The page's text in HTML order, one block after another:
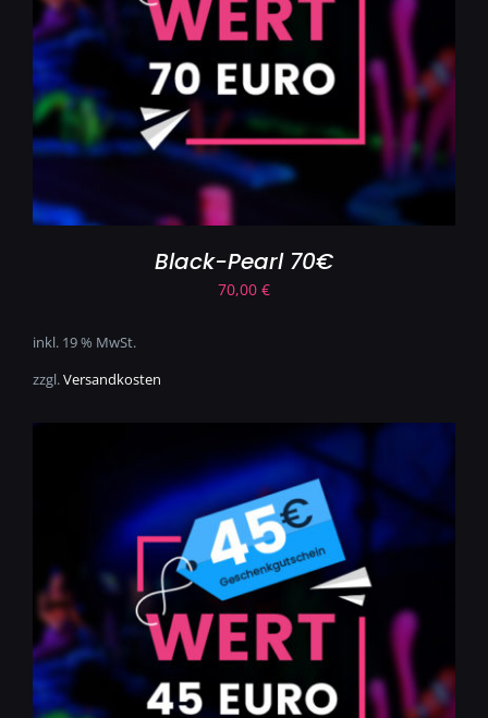
Black-Pearl 70€
70,00 €
inkl. 19 % MwSt.
zzgl.Versandkosten